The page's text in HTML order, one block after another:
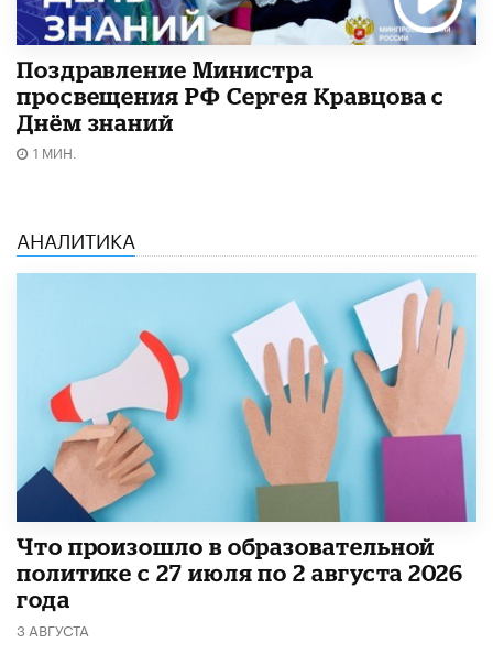
Поздравление Министра
просвещения РФ Сергея Кравцова с
Днём знаний
1 МИН.
АНАЛИТИКА
​Что произошло в образовательной
политике с 27 июля по 2 августа 2026
года
3 АВГУСТА